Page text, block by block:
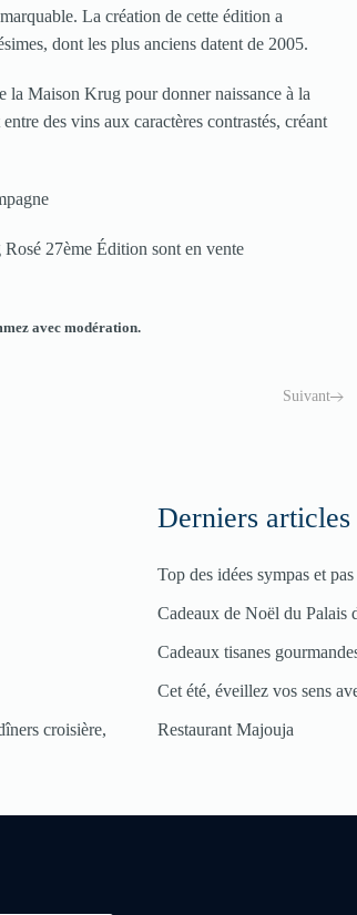
La création de cette édition a
dont les plus anciens datent de 2005.
la Maison Krug pour donner naissance à la
des vins aux caractères contrastés, créant
27ème Édition sont en vente
avec modération.
Suivant
croisière,
Derniers articles
Top des idées sympas et
Cadeaux de Noël du Palais
Cadeaux tisanes
Cet été, éveillez vos sens
Restaurant Majouja